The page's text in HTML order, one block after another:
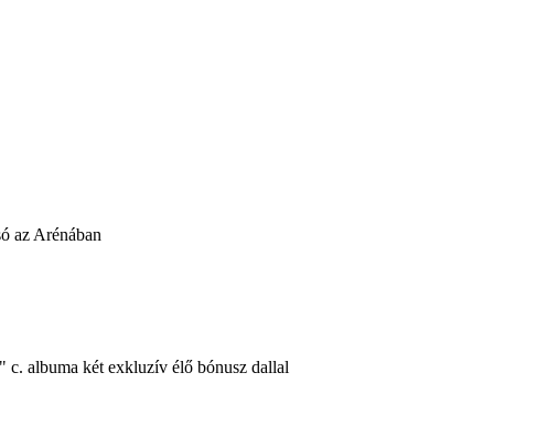
az Arénában
albuma két exkluzív élő bónusz dallal